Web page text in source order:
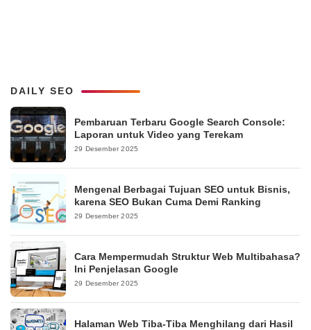
DAILY SEO
Pembaruan Terbaru Google Search Console:
Laporan untuk Video yang Terekam
29 Desember 2025
Mengenal Berbagai Tujuan SEO untuk Bisnis,
karena SEO Bukan Cuma Demi Ranking
29 Desember 2025
Cara Mempermudah Struktur Web Multibahasa?
Ini Penjelasan Google
29 Desember 2025
Halaman Web Tiba-Tiba Menghilang dari Hasil